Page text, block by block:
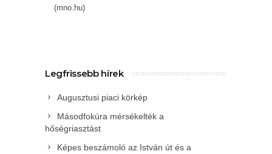
(mno.hu)
Legfrissebb hírek
Augusztusi piaci körkép
Másodfokúra mérsékelték a
hőségriasztást
Képes beszámoló az István út és a